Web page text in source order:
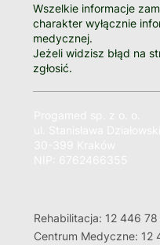
Wszelkie informacje
charakter wyłącznie
medycznej.
Jeżeli widzisz błąd na
zgłosić.
Rehabilitacja: 12 446
Centrum Medyczne: 12